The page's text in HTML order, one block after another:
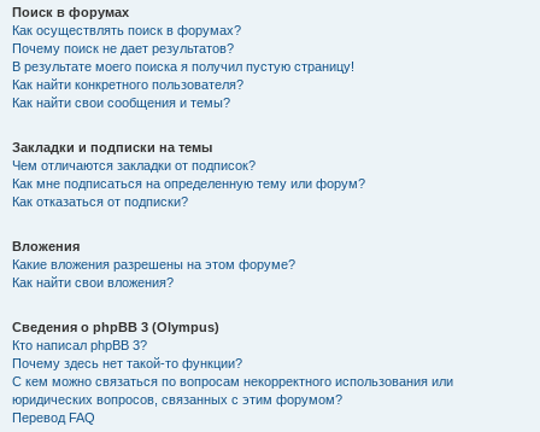
Поиск в форумах
Как осуществлять поиск в форумах?
Почему поиск не дает результатов?
В результате моего поиска я получил пустую страницу!
Как найти конкретного пользователя?
Как найти свои сообщения и темы?
Закладки и подписки на темы
Чем отличаются закладки от подписок?
Как мне подписаться на определенную тему или форум?
Как отказаться от подписки?
Вложения
Какие вложения разрешены на этом форуме?
Как найти свои вложения?
Сведения о phpBB 3 (Olympus)
Кто написал phpBB 3?
Почему здесь нет такой-то функции?
С кем можно связаться по вопросам некорректного использования или
юридических вопросов, связанных с этим форумом?
Перевод FAQ